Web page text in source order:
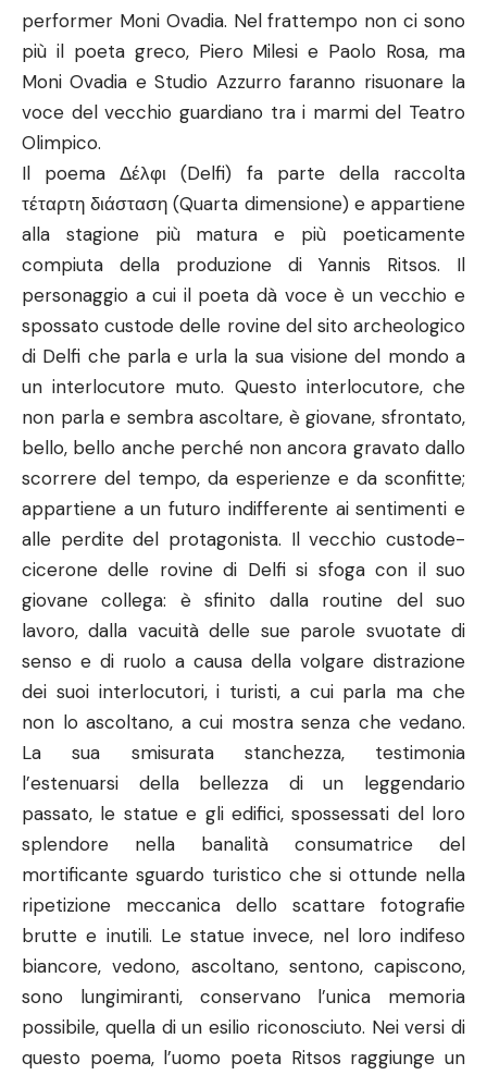
performer Moni Ovadia. Nel frattempo non ci sono
più il poeta greco, Piero Milesi e Paolo Rosa, ma
Moni Ovadia e Studio Azzurro faranno risuonare la
voce del vecchio guardiano tra i marmi del Teatro
Olimpico.
Il poema Δέλφι (Delfi) fa parte della raccolta
τέταρτη διάσταση (Quarta dimensione) e appartiene
alla stagione più matura e più poeticamente
compiuta della produzione di Yannis Ritsos. Il
personaggio a cui il poeta dà voce è un vecchio e
spossato custode delle rovine del sito archeologico
di Delfi che parla e urla la sua visione del mondo a
un interlocutore muto. Questo interlocutore, che
non parla e sembra ascoltare, è giovane, sfrontato,
bello, bello anche perché non ancora gravato dallo
scorrere del tempo, da esperienze e da sconfitte;
appartiene a un futuro indifferente ai sentimenti e
alle perdite del protagonista. Il vecchio custode-
cicerone delle rovine di Delfi si sfoga con il suo
giovane collega: è sfinito dalla routine del suo
lavoro, dalla vacuità delle sue parole svuotate di
senso e di ruolo a causa della volgare distrazione
dei suoi interlocutori, i turisti, a cui parla ma che
non lo ascoltano, a cui mostra senza che vedano.
La sua smisurata stanchezza, testimonia
l’estenuarsi della bellezza di un leggendario
passato, le statue e gli edifici, spossessati del loro
splendore nella banalità consumatrice del
mortificante sguardo turistico che si ottunde nella
ripetizione meccanica dello scattare fotografie
brutte e inutili. Le statue invece, nel loro indifeso
biancore, vedono, ascoltano, sentono, capiscono,
sono lungimiranti, conservano l’unica memoria
possibile, quella di un esilio riconosciuto. Nei versi di
questo poema, l’uomo poeta Ritsos raggiunge un